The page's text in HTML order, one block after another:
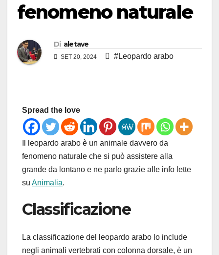
fenomeno naturale
Di aletave
SET 20, 2024 #Leopardo arabo
Spread the love
Il leopardo arabo è un animale davvero da
fenomeno naturale che si può assistere alla
grande da lontano e ne parlo grazie alle info lette
su Animalia.
Classificazione
La classificazione del leopardo arabo lo include
negli animali vertebrati con colonna dorsale, è un